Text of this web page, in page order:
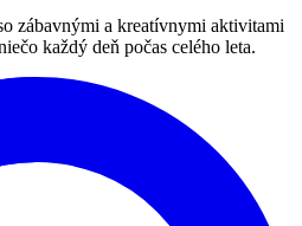
zábavnými a kreatívnymi aktivitami
každý deň počas celého leta.